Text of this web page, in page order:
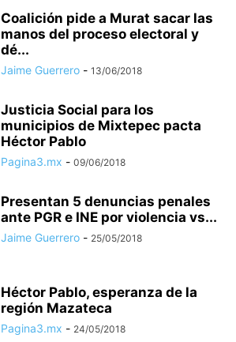
Coalición pide a Murat sacar las
manos del proceso electoral y
dé...
Jaime Guerrero - 13/06/2018
Justicia Social para los
municipios de Mixtepec pacta
Héctor Pablo
Pagina3.mx - 09/06/2018
Presentan 5 denuncias penales
ante PGR e INE por violencia vs...
Jaime Guerrero - 25/05/2018
Héctor Pablo, esperanza de la
región Mazateca
Pagina3.mx - 24/05/2018